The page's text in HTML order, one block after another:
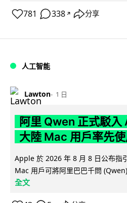
781 338 ↗ 分享
人工智能
Lawton 1 日
阿里 Qwen 正式駁入
大陸 Mac 用戶率先使
Apple 於 2026 年 8 月 8 日公布指
Mac 用戶可將阿里巴巴千問
全文